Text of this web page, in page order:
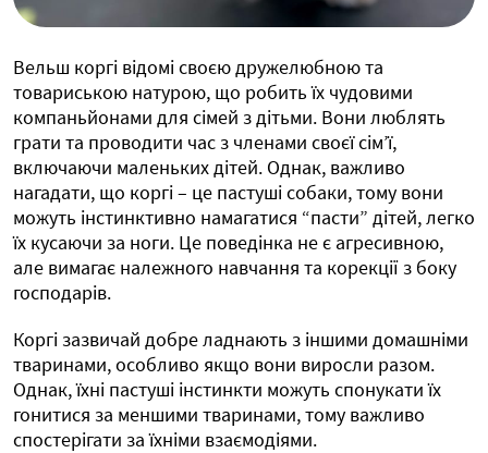
Вельш коргі відомі своєю дружелюбною та
товариською натурою, що робить їх чудовими
компаньйонами для сімей з дітьми. Вони люблять
грати та проводити час з членами своєї сім’ї,
включаючи маленьких дітей. Однак, важливо
нагадати, що коргі – це пастуші собаки, тому вони
можуть інстинктивно намагатися “пасти” дітей, легко
їх кусаючи за ноги. Це поведінка не є агресивною,
але вимагає належного навчання та корекції з боку
господарів.
Коргі зазвичай добре ладнають з іншими домашніми
тваринами, особливо якщо вони виросли разом.
Однак, їхні пастуші інстинкти можуть спонукати їх
гонитися за меншими тваринами, тому важливо
спостерігати за їхніми взаємодіями.